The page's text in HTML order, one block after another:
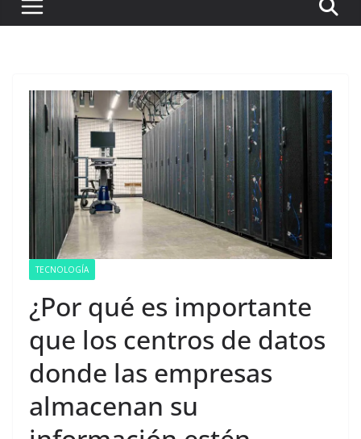
TECNOLOGÍA
¿Por qué es importante
que los centros de datos
donde las empresas
almacenan su